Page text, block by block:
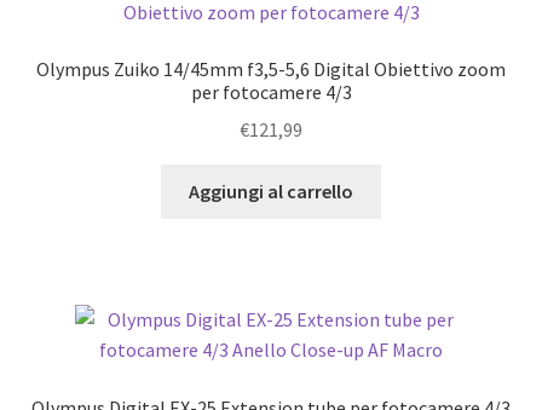
Olympus Zuiko 14/45mm f3,5-5,6 Digital Obiettivo zoom
per fotocamere 4/3
€121,99
Aggiungi al carrello